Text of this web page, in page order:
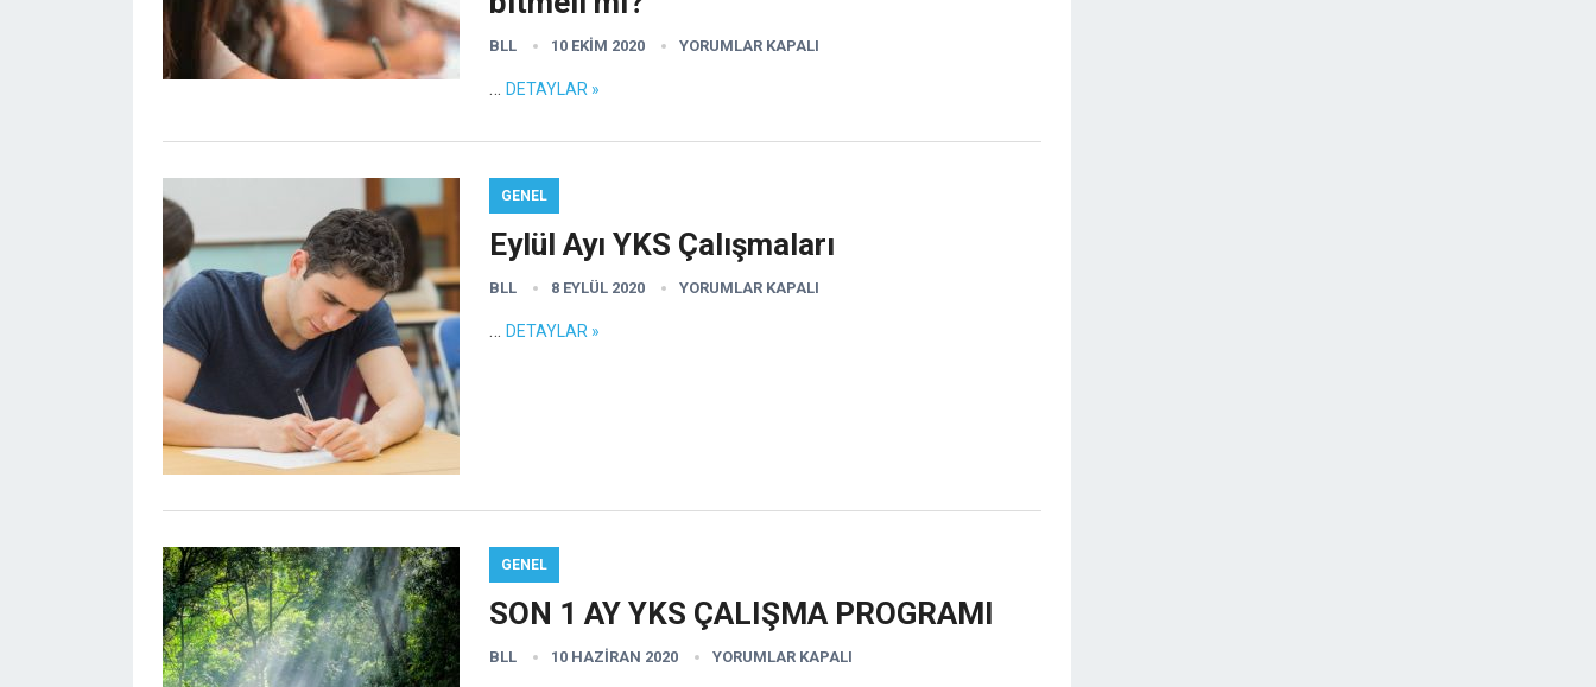
BLL 10 EKIM 2020 YORUMLAR KAPALI
… DETAYLAR »
GENEL
Eylül Ayı YKS Çalışmaları
BLL 8 EYLÜL 2020 YORUMLAR KAPALI
… DETAYLAR »
GENEL
SON 1 AY YKS ÇALIŞMA PROGRAMI
BLL 10 HAZIRAN 2020 YORUMLAR KAPALI